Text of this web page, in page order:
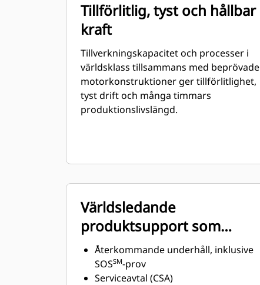
Tillförlitlig, tyst och hållbar
kraft
Tillverkningskapacitet och processer i
världsklass tillsammans med beprövade
motorkonstruktioner ger tillförlitlighet,
tyst drift och många timmars
produktionslivslängd.
Världsledande
produktsupport som
erbjuds genom Cat:s
globala återförsäljarnät
Återkommande underhåll, inklusive
SOSSM-prov
Serviceavtal (CSA)